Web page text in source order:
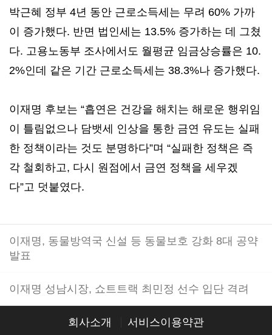
박근혜 정부 4년 동안 근로소득세는 무려 60% 가까
이 증가했다. 반면 법인세는 13.5% 증가하는 데 그쳤
다. 고용노동부 조사에서도 월평균 임금상승률은 10.
2%인데 같은 기간 근로소득세는 38.3%나 증가했다.
이재명 후보는 “흡연은 건강을 해치는 해로운 행위임
이 틀림없으나 담뱃세 인상을 통한 금연 유도는 실패
한 정책이라는 것도 분명하다”며 “실패한 정책은 즉
각 철회하고, 다시 원점에서 금연 정책을 세우겠
다”고 덧붙였다.
이재명, 동물방역국 신설 등 동물보호 강화 8대 공약
발표
이재명 성남시장, 쇼트트랙 최민정 선수 입단 격려
회사소개 서비스이용약관